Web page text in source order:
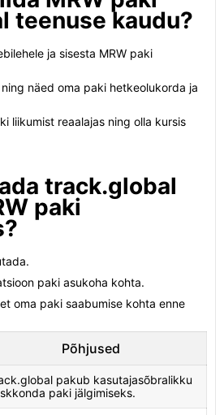
teenuse kaudu?
ja sisesta MRW paki
näed oma paki hetkeolukorda ja
liikumist reaalajas ning olla kursis
track.global
paki
paki asukoha kohta.
oma paki saabumise kohta enne
Põhjused
pakub kasutajasõbralikku
paki jälgimiseks.